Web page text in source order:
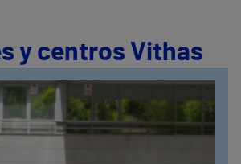
y centros Vithas